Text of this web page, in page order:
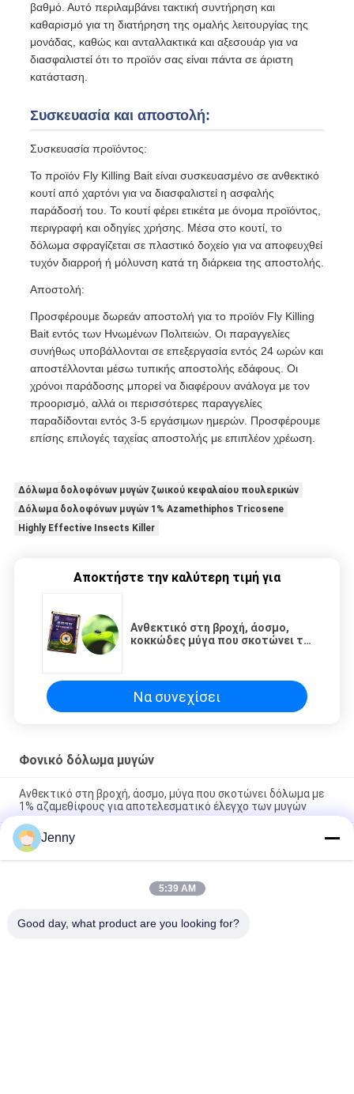
βαθμό. Αυτό περιλαμβάνει τακτική συντήρηση και
καθαρισμό για τη διατήρηση της ομαλής λειτουργίας της
μονάδας, καθώς και ανταλλακτικά και αξεσουάρ για να
διασφαλιστεί ότι το προϊόν σας είναι πάντα σε άριστη
κατάσταση.
Συσκευασία και αποστολή:
Συσκευασία προϊόντος:
Το προϊόν Fly Killing Bait είναι συσκευασμένο σε ανθεκτικό
κουτί από χαρτόνι για να διασφαλιστεί η ασφαλής
παράδοσή του. Το κουτί φέρει ετικέτα με όνομα προϊόντος,
περιγραφή και οδηγίες χρήσης. Μέσα στο κουτί, το
δόλωμα σφραγίζεται σε πλαστικό δοχείο για να αποφευχθεί
τυχόν διαρροή ή μόλυνση κατά τη διάρκεια της αποστολής.
Αποστολή:
Προσφέρουμε δωρεάν αποστολή για το προϊόν Fly Killing
Bait εντός των Ηνωμένων Πολιτειών. Οι παραγγελίες
συνήθως υποβάλλονται σε επεξεργασία εντός 24 ωρών και
αποστέλλονται μέσω τυπικής αποστολής εδάφους. Οι
χρόνοι παράδοσης μπορεί να διαφέρουν ανάλογα με τον
προορισμό, αλλά οι περισσότερες παραγγελίες
παραδίδονται εντός 3-5 εργάσιμων ημερών. Προσφέρουμε
επίσης επιλογές ταχείας αποστολής με επιπλέον χρέωση.
Δόλωμα δολοφόνων μυγών ζωικού κεφαλαίου πουλερικών
Δόλωμα δολοφόνων μυγών 1% Azamethiphos Tricosene
Highly Effective Insects Killer
Αποκτήστε την καλύτερη τιμή για
Ανθεκτικό στη βροχή, άοσμο,
κοκκώδες μύγα που σκοτώνει το
Να συνεχίσει
Φονικό δόλωμα μυγών
Ανθεκτικό στη βροχή, άοσμο, μύγα που σκοτώνει δόλωμα με
1% αζαμεθίφους για αποτελεσματικό έλεγχο των μυγών
Αδιάβροχο και ανθεκτικό στη βροχή δόλωμα που σκοτώνει
τις μύγες για αποτελεσματικό έλεγχο των μύγες
Δείγμα που σκοτώνει τις μύγες με Cis-9-τρικοσένιο για
αποτελεσματική καταπολέμηση των μύγες - 10g/σακούλι
Jenny
5:39 AM
Good day, what product are you looking for?